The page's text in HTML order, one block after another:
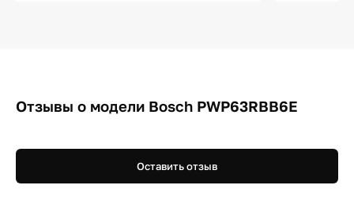
Отзывы о модели Bosch PWP63RBB6E
Оставить отзыв